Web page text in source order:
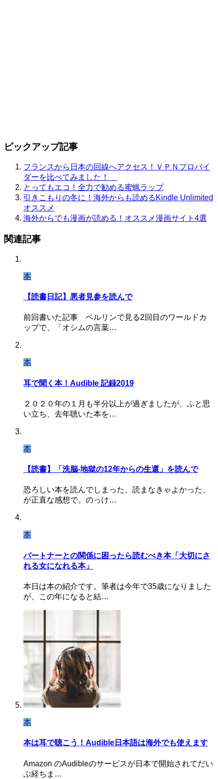
ピックアップ記事
フランスから日本の回線へアクセス！ＶＰＮプロバイ
ダーを比べてみました！
とってもエコ！全力で勧める蜜蝋ラップ
引きこもりの冬に！海外からも読めるKindle Unlimited
オススメ
海外からでも漫画が読める！オススメ漫画サイト4選
関連記事
本
【読書日記】悪者見参を読んで
前回書いた記事 ベルリンで見る2回目のワールドカ
ップで、「オシムの言葉…
本
耳で聞く本！Audible 記録2019
２０２０年の１月も半分以上が過ぎましたが、ふと思
い立ち、去年聴いた本を…
本
【読書】「洗脳-地獄の12年からの生還」を読んで
恐ろしい本を読んでしまった、読まなきゃよかった、
が正直な感想で。のっけ…
本
パートナーとの関係に困ったら読むべき本「大切にさ
れる女になれる本」
本日は本の紹介です。筆者は今年で35歳になりました
が、この年になると結…
本
本は耳で聴こう！Audible日本語は海外でも使えます
Amazon のAudibleのサービスが日本で開始されてだい
ぶ経ちま…